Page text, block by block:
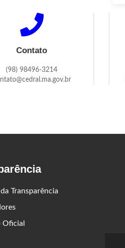
Contato
(98) 98496-3214
Transparência
Oficial